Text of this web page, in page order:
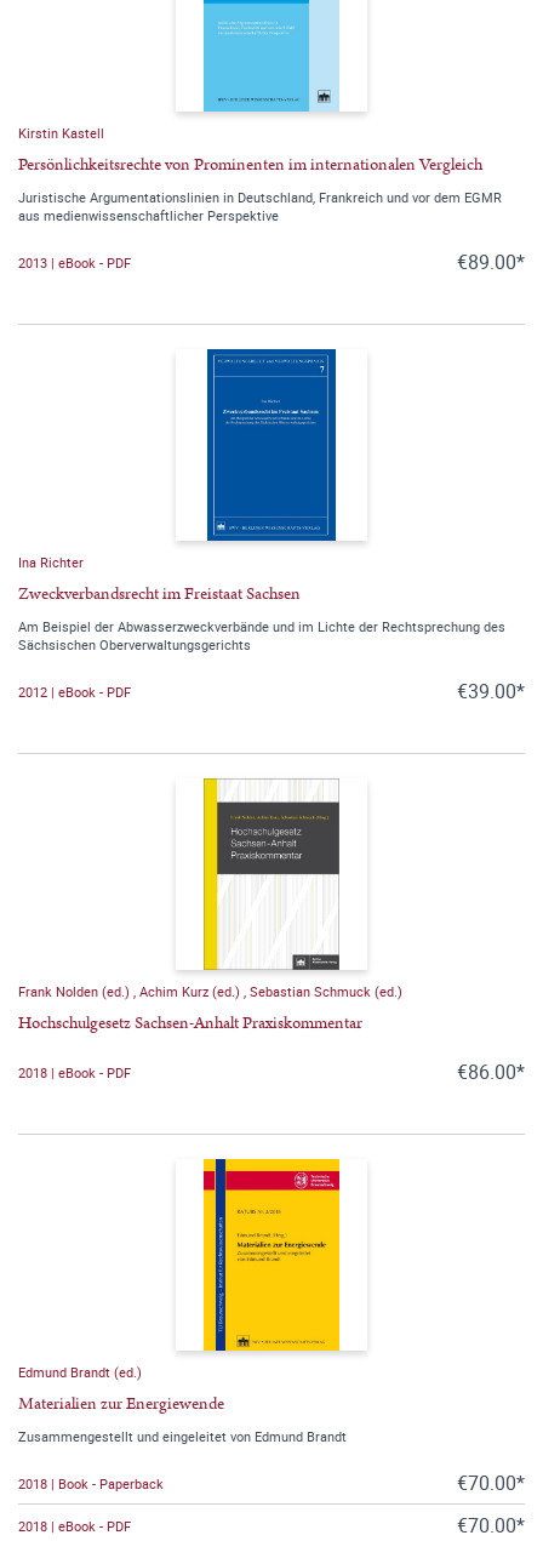
Kirstin Kastell
Persönlichkeitsrechte von Prominenten im internationalen Vergleich
Juristische Argumentationslinien in Deutschland, Frankreich und vor dem EGMR
aus medienwissenschaftlicher Perspektive
2013 | eBook - PDF €89.00*
Ina Richter
Zweckverbandsrecht im Freistaat Sachsen
Am Beispiel der Abwasserzweckverbände und im Lichte der Rechtsprechung des
Sächsischen Oberverwaltungsgerichts
2012 | eBook - PDF €39.00*
Frank Nolden (ed.) , Achim Kurz (ed.) , Sebastian Schmuck (ed.)
Hochschulgesetz Sachsen-Anhalt Praxiskommentar
2018 | eBook - PDF €86.00*
Edmund Brandt (ed.)
Materialien zur Energiewende
Zusammengestellt und eingeleitet von Edmund Brandt
2018 | Book - Paperback €70.00*
2018 | eBook - PDF €70.00*